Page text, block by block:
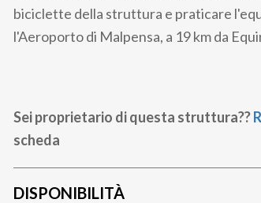
biciclette della struttura e praticare
l'Aeroporto di Malpensa, a 19 km da
Sei proprietario di questa struttura??
scheda
DISPONIBILITÀ